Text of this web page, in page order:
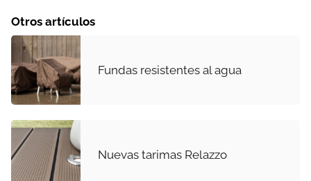
Otros artículos
Fundas resistentes al agua
Nuevas tarimas Relazzo